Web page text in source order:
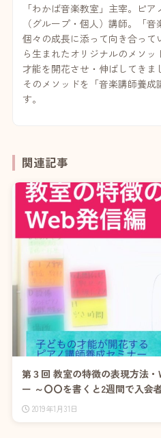
「わかば音楽教室」主宰。ピ
（グループ・個人）講師。「
個々の成長に添って向き合っ
ら生まれたオリジナルのメソ
才能を開花させ・伸ばしてきま
そのメソッドを「音楽講師養成
す。
関連記事
第３回 教室の特徴の表現方法
ー ～〇〇を書くと2週間で入会
2019年1月31日